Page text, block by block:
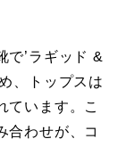
で’ラギッド &
、トップスは
ています。こ
合わせが、コ